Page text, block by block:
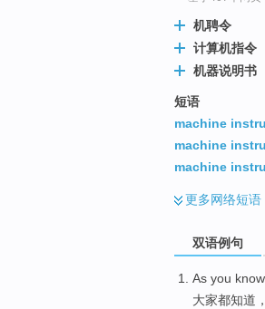
机聘令
计算机指令
机器说明书
短语
machine
machine
machine
更多网络短语
双语例句
As you know
大家都知道 ，